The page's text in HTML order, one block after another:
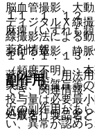
１１．１．１２
麻痺（いずれも
１１．１．１３
（頻度不明）：
失語、皮質盲等
投与量は必要最
処置を行うこと。
脳血管撮影、大
ディジタルＸ線
線撮影法による
おける造影、静
副作用
次の副作用があ
い、異常が認め
薬剤情報
薬剤写真、用法
でき、関連情報
一般名、製品名